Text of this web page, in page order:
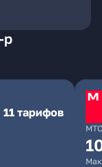
р
11 тарифов
МТС